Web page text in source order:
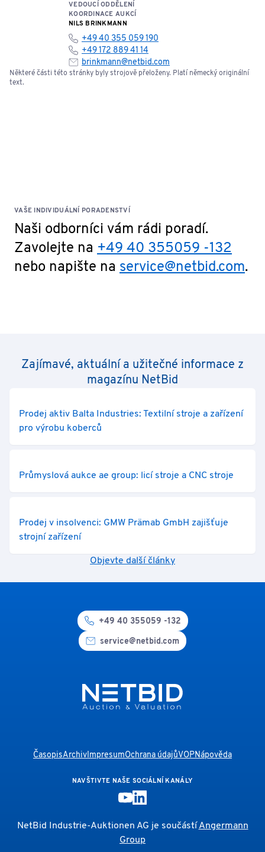
VEDOUCÍ ODDĚLENÍ
KOORDINACE AUKCÍ
NILS BRINKMANN
+49 40 355 059 190
+49 172 889 41 14
brinkmann@netbid.com
Některé části této stránky byly strojově přeloženy. Platí německý originální
text.
VAŠE INDIVIDUÁLNÍ PORADENSTVÍ
Naši odborníci vám rádi poradí.
Zavolejte na +49 40 355059 -132
nebo napište na service@netbid.com.
Zajímavé, aktuální a užitečné informace z
magazínu NetBid
Prodej aktiv Balta Industries: Textilní stroje a zařízení
pro výrobu koberců
Průmyslová aukce ae group: licí stroje a CNC stroje
Prodej v insolvenci: GMW Prämab GmbH zajišťuje
strojní zařízení
Objevte další články
+49 40 355059 -132
service@netbid.com
ČasopisArchivImpresumOchrana údajůVOPNápověda
NAVŠTIVTE NAŠE SOCIÁLNÍ KANÁLY
NetBid Industrie-Auktionen AG je součástíAngermann
Group